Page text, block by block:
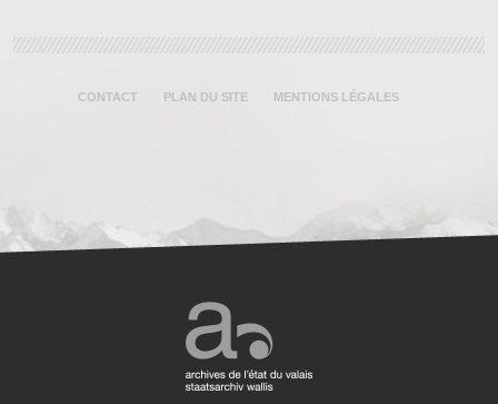
CONTACT PLAN DU SITE MENTIONS LÉGALES